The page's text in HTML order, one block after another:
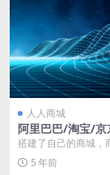
人人商城
阿里巴巴/淘宝/京
多多/小红书商品
搭建了自己的商城，
太累了！因为销售的
巴/淘宝/京东/天猫...
5 年前